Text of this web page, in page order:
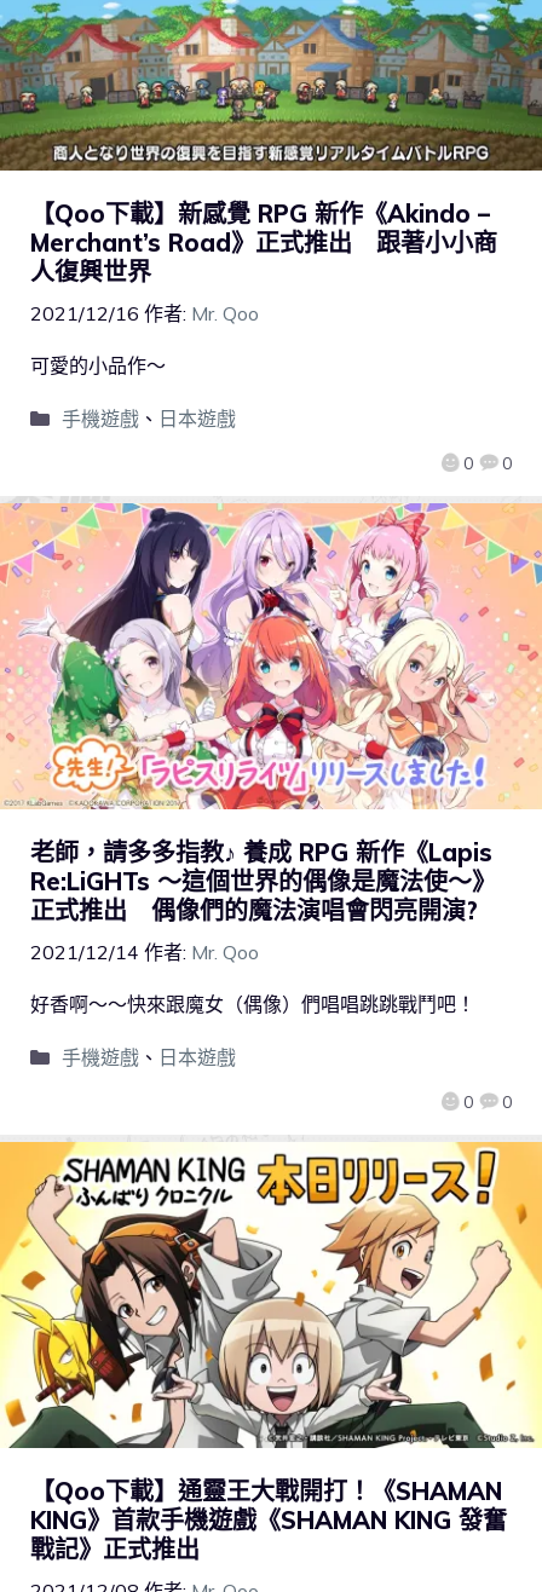
【Qoo下載】新感覺 RPG 新作《Akindo –
Merchant’s Road》正式推出 跟著小小商
人復興世界
2021/12/16 作者: Mr. Qoo
0 0
可愛的小品作～
手機遊戲、 日本遊戲
老師，請多多指教♪ 養成 RPG 新作《Lapis
Re:LiGHTs ～這個世界的偶像是魔法使～》
正式推出 偶像們的魔法演唱會閃亮開演?
2021/12/14 作者: Mr. Qoo
0 0
好香啊～～快來跟魔女（偶像）們唱唱跳跳戰鬥吧！
手機遊戲、 日本遊戲
【Qoo下載】通靈王大戰開打！《SHAMAN
KING》首款手機遊戲《SHAMAN KING 發奮
戰記》正式推出